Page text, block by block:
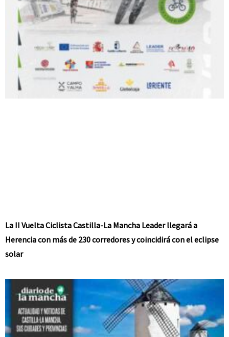
La II Vuelta Ciclista Castilla-La Mancha Leader llegará a
Herencia con más de 230 corredores y coincidirá con el eclipse
solar